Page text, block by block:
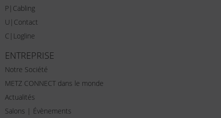
P|Cabling
U|Contact
C|Logline
ENTREPRISE
Notre Société
METZ CONNECT dans le monde
Actualités
Salons | Évènements